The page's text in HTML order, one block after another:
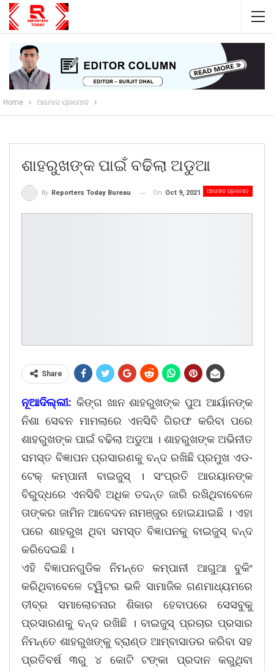
Home ଆମୋଦ ପ୍ରମୋଦ
ଶାହରୁଖଙ୍କ ପାଇଁ ବଢିଲା ଅଡୁଆ
ଆମୋଦ ପ୍ରମୋଦ
By Reporters Today Bureau On Oct 9, 2021
Share
ନୂଆଦିଲ୍ଲୀ: କିଙ୍ଗ ଖାନ ଶାହରୁଖଙ୍କ ପୁଅ ଆର୍ୟାନଙ୍କ
ନିଶା ସେବନ ମାମଲାରେ ଏନସିବି ଗିରଫ କରିବା ପରେ
ଶାହରୁଖଙ୍କ ପାଇଁ ବଢିଲା ଅଡୁଆ । ଶାହରୁଖଙ୍କ ଅଭିନୀତ
ସମସ୍ତ ବିଜ୍ଞାପନ ପ୍ରସାରଣକୁ ବନ୍ଦ ରଖିଛି ପ୍ରମୁଖ ଏଡ-
ଟେକ୍ କମ୍ପାନୀ ବାଇଜୁସ୍ । ସଂପ୍ରତି ଆରୟାନଙ୍କ
ବିରୁଦ୍ଧରେ ଏନସିବି ଅଧିକ ତଦନ୍ତ ଜାରି ରଖିଥିବାବେଳେ
ତାଙ୍କର ଜାମିନ ଆବେଦନ ନାମଞ୍ଜୁର ହୋଇଯାଇଛି । ଏହା
ପରେ ଶାହରୁଖ ଥିବା ସମସ୍ତ ବିଜ୍ଞାପନକୁ ବାଇଜୁସ୍ ବନ୍ଦ
କରିଦେଇଛି ।
ଏହି ବିଜ୍ଞାପନଗୁଡିକ ନିମନ୍ତେ କମ୍ପାନୀ ଆଗୁଆ ବୁକିଂ
କରିଥିବାବେଳେ ଟ୍ୱିଟର ଭଳି ସାମାଜିକ ଗଣମାଧ୍ୟମରେ
ତୀବ୍ର ସମାଲୋଚନାର ଶିକାର ହେବାପରେ ସେସବୁକୁ
ପ୍ରସାରଣକୁ ବନ୍ଦ ରଖିଛି । ବାଇଜୁସ୍ ପ୍ରଚାର ପ୍ରସାର
ନିମନ୍ତେ ଶାହରୁଖଙ୍କୁ ବ୍ରାଣ୍ଡ ଆମ୍ବାସାଡର କରିବା ସହ
ପ୍ରତିବର୍ଷ ୩ରୁ ୪ କୋଟି ଟଙ୍କା ପ୍ରଦାନ କରୁଥିବା